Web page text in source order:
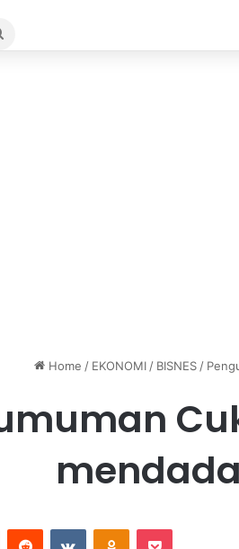
Home / EKONOMI / BISNES /